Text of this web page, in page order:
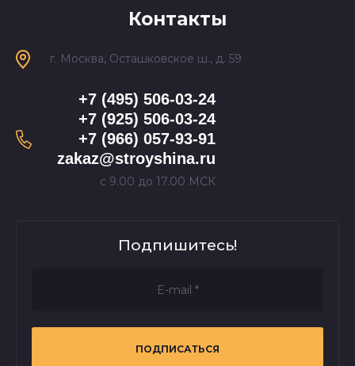
Контакты
+7 (495) 506-03-24
+7 (925) 506-03-24
+7 (966) 057-93-91
zakaz@stroyshina.ru
с 9.00 до 17.00 МСК
г. Москва, Осташковское ш., д. 59
Подпишитесь!
ПОДПИСАТЬСЯ